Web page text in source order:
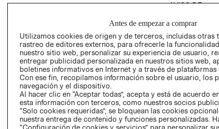
AVISO DE
GIFT CARD
AVISO DE
Perú (S/)
CAMBIAR REGIÓN
Antes de empezar a comprar
Utilizamos cookies de origen y de terceros, incluidas otras
rastreo de editores externos, para ofrecerle la
nuestro sitio web, personalizar su experiencia de usuario,
entregar publicidad personalizada en nuestros sitios web,
boletines informativos en Internet y a través de plataformas
Con ese fin, recopilamos información sobre el usuario, los
navegación y el dispositivo.
Al hacer clic en “Aceptar todas”, acepta y está de acuerdo
esta información con terceros, como nuestros socios
“Solo cookies requeridas”, se bloquean las cookies
nuestra entrega de contenido y funciones personalizadas.